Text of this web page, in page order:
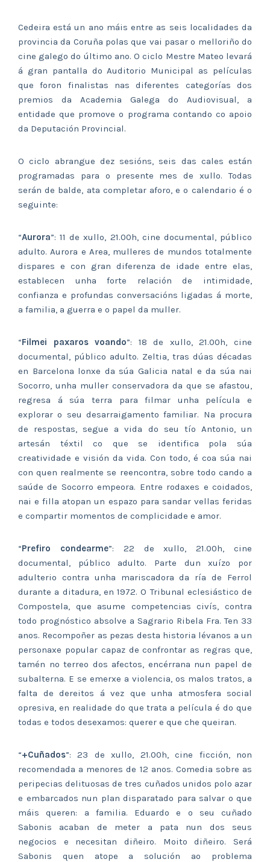
Cedeira está un ano máis entre as seis localidades da
provincia da Coruña polas que vai pasar o melloriño do
cine galego do último ano. O ciclo Mestre Mateo levará
á gran pantalla do Auditorio Municipal as películas
que foron finalistas nas diferentes categorías dos
premios da Academia Galega do Audiovisual, a
entidade que promove o programa contando co apoio
da Deputación Provincial.
O ciclo abrangue dez sesións, seis das cales están
programadas para o presente mes de xullo. Todas
serán de balde, ata completar aforo, e o calendario é o
seguinte:
“Aurora”: 11 de xullo, 21.00h, cine documental, público
adulto. Aurora e Area, mulleres de mundos totalmente
dispares e con gran diferenza de idade entre elas,
establecen unha forte relación de intimidade,
confianza e profundas conversacións ligadas á morte,
a familia, a guerra e o papel da muller.
“Filmei paxaros voando”: 18 de xullo, 21.00h, cine
documental, público adulto. Zeltia, tras dúas décadas
en Barcelona lonxe da súa Galicia natal e da súa nai
Socorro, unha muller conservadora da que se afastou,
regresa á súa terra para filmar unha película e
explorar o seu desarraigamento familiar. Na procura
de respostas, segue a vida do seu tío Antonio, un
artesán téxtil co que se identifica pola súa
creatividade e visión da vida. Con todo, é coa súa nai
con quen realmente se reencontra, sobre todo cando a
saúde de Socorro empeora. Entre rodaxes e coidados,
nai e filla atopan un espazo para sandar vellas feridas
e compartir momentos de complicidade e amor.
“Prefiro condearme”: 22 de xullo, 21.00h, cine
documental, público adulto. Parte dun xuízo por
adulterio contra unha mariscadora da ría de Ferrol
durante a ditadura, en 1972. O Tribunal eclesiástico de
Compostela, que asume competencias civís, contra
todo prognóstico absolve a Sagrario Ribela Fra. Ten 33
anos. Recompoñer as pezas desta historia lévanos a un
personaxe popular capaz de confrontar as regras que,
tamén no terreo dos afectos, encérrana nun papel de
subalterna. E se emerxe a violencia, os malos tratos, a
falta de dereitos á vez que unha atmosfera social
opresiva, en realidade do que trata a película é do que
todas e todos desexamos: querer e que che queiran.
“+Cuñados”: 23 de xullo, 21.00h, cine ficción, non
recomendada a menores de 12 anos. Comedia sobre as
peripecias delituosas de tres cuñados unidos polo azar
e embarcados nun plan disparatado para salvar o que
máis queren: a familia. Eduardo e o seu cuñado
Sabonis acaban de meter a pata nun dos seus
negocios e necesitan diñeiro. Moito diñeiro. Será
Sabonis quen atope a solución ao problema